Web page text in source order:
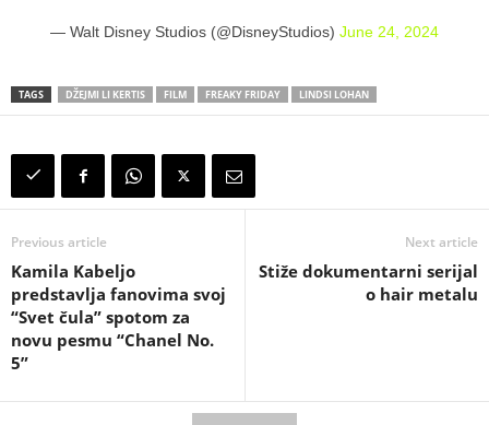
— Walt Disney Studios (@DisneyStudios) June 24, 2024
TAGS DŽEJMI LI KERTIS FILM FREAKY FRIDAY LINDSI LOHAN
Previous article
Kamila Kabeljo
predstavlja fanovima svoj
“Svet čula” spotom za
novu pesmu “Chanel No.
5”
Next article
Stiže dokumentarni serijal
o hair metalu